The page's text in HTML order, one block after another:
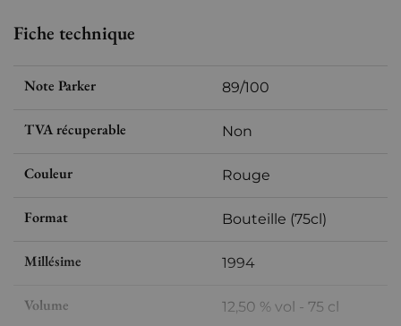
Fiche technique
Note Parker 89/100
TVA récuperable Non
Couleur Rouge
Format Bouteille (75cl)
Millésime 1994
Volume 12,50 % vol - 75 cl